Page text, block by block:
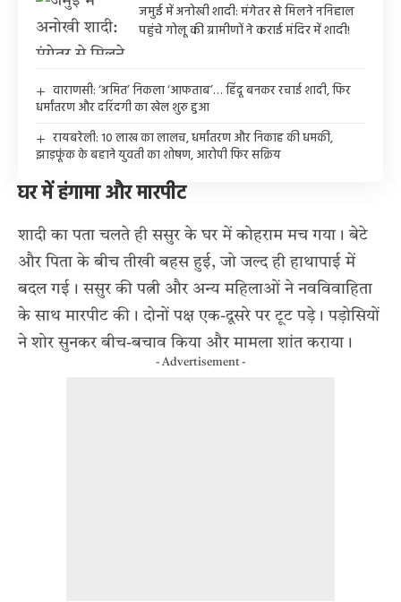
जमुई में अनोखी शादी: मंगेतर से मिलने ननिहाल
पहुंचे गोलू की ग्रामीणों ने कराई मंदिर में शादी!
वाराणसी: ‘अमित’ निकला ‘आफताब’… हिंदू बनकर रचाई शादी, फिर
धर्मांतरण और दरिंदगी का खेल शुरु हुआ
रायबरेली: 10 लाख का लालच, धर्मांतरण और निकाह की धमकी,
झाड़फूंक के बहाने युवती का शोषण, आरोपी फिर सक्रिय
घर में हंगामा और मारपीट
शादी का पता चलते ही ससुर के घर में कोहराम मच गया। बेटे
और पिता के बीच तीखी बहस हुई, जो जल्द ही हाथापाई में
बदल गई। ससुर की पत्नी और अन्य महिलाओं ने नवविवाहिता
के साथ मारपीट की। दोनों पक्ष एक-दूसरे पर टूट पड़े। पड़ोसियों
ने शोर सुनकर बीच-बचाव किया और मामला शांत कराया।
- Advertisement -